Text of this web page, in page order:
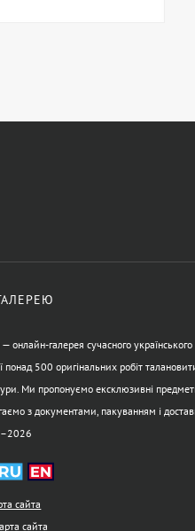
онлайн-галерея сучасного
понад 500 оригінальних робіт
Ми пропонуємо ексклюзивні
з документами, пакуванням і
сайта
сайта